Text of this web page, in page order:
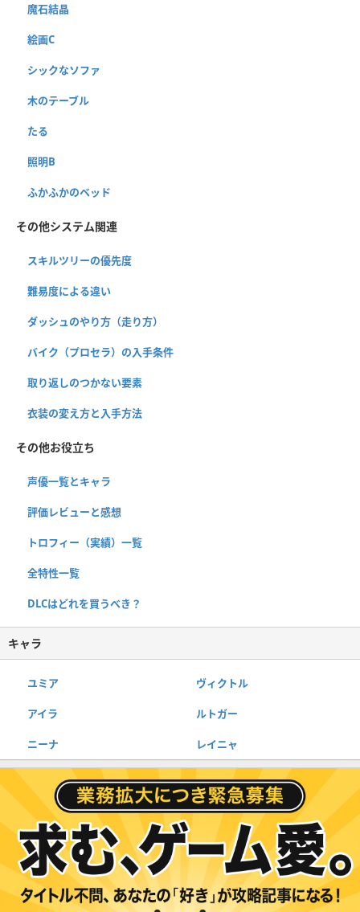
魔石結晶
絵画C
シックなソファ
木のテーブル
たる
照明B
ふかふかのベッド
その他システム関連
スキルツリーの優先度
難易度による違い
ダッシュのやり方（走り方）
バイク（プロセラ）の入手条件
取り返しのつかない要素
衣装の変え方と入手方法
その他お役立ち
声優一覧とキャラ
評価レビューと感想
トロフィー（実績）一覧
全特性一覧
DLCはどれを買うべき？
キャラ
ユミア ヴィクトル
アイラ ルトガー
ニーナ レイニャ